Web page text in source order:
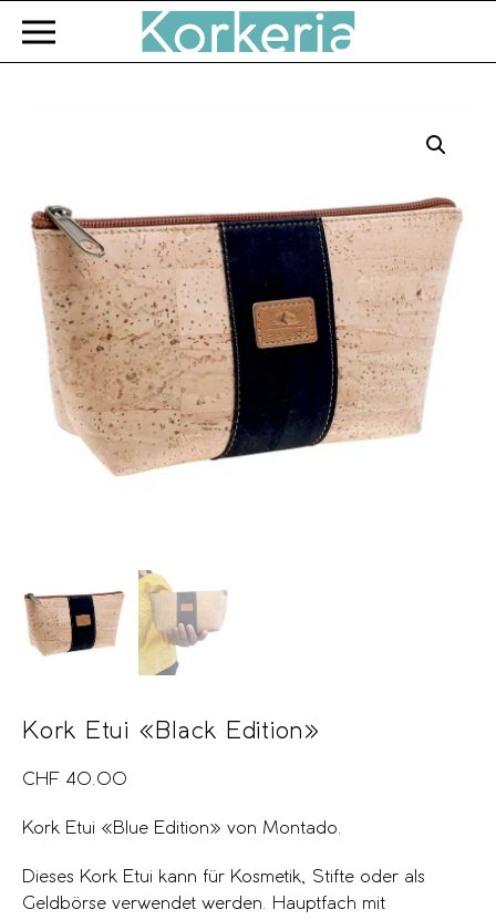
Zum Hauptinhalt springen
Kork Etui «Black Edition»
CHF 40.00
Kork Etui «Blue Edition» von Montado.
Dieses Kork Etui kann für Kosmetik, Stifte oder als
Geldbörse verwendet werden. Hauptfach mit